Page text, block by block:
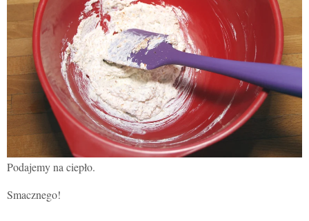
Podajemy na ciepło.
Smacznego!